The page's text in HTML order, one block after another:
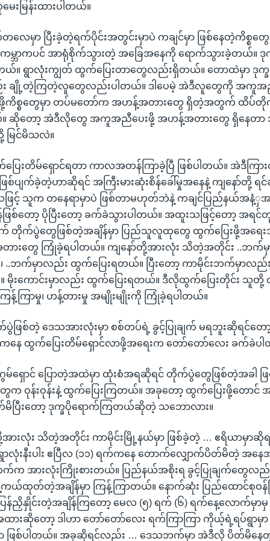
ေးမြန်းထားပါတယ်။
လေမှာ ပြီးခဲ့တဲ့ရက်ပိုင်းအတွင်းမှာပဲ ကချင်မှာ ဖြစ်နေတဲ့ကိစ္စတွ
မ္ဘာကပင် အာရုံစိုက်သွားတဲ့ အခြေအနေကို ရောက်သွားခဲ့တယ်။
ယ်။ ရွာလုံးကျွတ် ထွက်ပြေးတာတွေလည်းရှိတယ်။ တောထဲမှာ ဒုက္
း ချို့တဲ့ကြတဲ့လူတွေလည်းပါတယ်။ ဒါပေမဲ့ အဲဒီလူတွေကို အကူအညီပ
စ္စတွေမှာ တပ်မတော်က အဟန့်အတားတွေ ရှိတဲ့အတွက် ထိပ်တို
ဆိုတော့ အဲဒီလိုတွေ အကူအညီပေးဖို့ အဟန့်အတားတွေ ရှိနေတာ
မြင်မိသလဲ။
ြေးတိမ်ရှောင်ရတာ ကာလအတန်ကြာခဲ့ပြီ ဖြစ်ပါတယ်။ အဲဒီကြာ
ပျက်ခဲ့တဲ့ဟာဆိုရင် အကြီးမားဆုံးစိန်ခေါ်မှုအနေနဲ့ ကျနော်တို့ ရင်
ြင့် သူက တနေရာမှာပဲ ဖြစ်တာမဟုတ်ဘဲနဲ့ ကချင်ပြည်နယ်အနံ့ှအပြ
စ်တော့ ပိုပြီးတော့ ခက်ခဲသွားပါတယ်။ အထူးသဖြင့်တော့ အရင်
တိုက်ပွဲတွေဖြစ်တဲ့အချိန်မှာ ပြည်သူလူထုတွေ ထွက်ပြေးဖို့အရေ
တွေ ကြုံခဲ့ရပါတယ်။ ကျနော်တို့အားလုံး သိတဲ့အတိုင်း ..ဘက်မှ
..ဘက်မှာလည်း ထွက်ပြေးရတယ်။ ပြီးတော့ ကာမိုင်းဘက်မှာလည်
မိုးကောင်းမှာလည်း ထွက်ပြေးရတယ်။ ဒီလိုထွက်ပြေးတိုင်း သူတို့
န့်ကြာမှု၊ ဟန့်တားမှု အမျိုးမျိုးကို ကြုံခဲ့ရပါတယ်။
ဖြစ်တဲ့ ဒေသအားလုံးမှာ စစ်တပ်ရဲ့ ခွင့်ပြုချက် မရဘူးဆိုရင်တ
ထွက်ပြေးတိမ်ရှောင်လာဖို့အရေးက တော်တော်လေး ခက်ခဲပ
ဂွမ်ရှောင် ပြောတဲ့အထဲမှာ ထုံးစံအရဆိုရင် တိုက်ပွဲတွေဖြစ်တဲ့အခါ ဖ
ေက ဝုန်းဝုန်းနဲ့ ထွက်ပြေးကြတယ်။ အခုတော့ ထွက်ပြေးဖို့တော
ြီးတော့ ဒုက္ခပိုရောက်ကြတယ်ဆိုတဲ့ သဘောလား။
တို့အားလုံး သိတဲ့အတိုင်း ကာမိုင်းမြို့နယ်မှာ ဖြစ်ခဲ့တဲ့ … ဧရိယာမှာဆို
းနီးပါး ဧပြီလ (၁၁) ရက်ကနေ တောက်လျှောက်ပိတ်မိတဲ့ အနေအ
အားလုံးကြိုးစားတယ်။ ပြည်နယ်အစိုးရ ခွင့်ပြုချက်တွေလည်
ယ်ထုတ်တဲ့အချိန်မှာ ကြန့်ကြာတယ်။ နောက်ဆုံး ပြည်ထောင်စုဝ
ြန်ညှိနှိုင်းတဲ့အချိန်ကြတော့ မေလ (၅) ရက် (၆) ရက်နေ့လောက်မှ
ားဆိုတော့ ဒါဟာ တော်တော်လေး ရက်ကြာကြာ ကိုယ့်ရဲ့ရပ်ရွာမှ
ဖြစ်ပါတယ်။ အခုဆိုရင်လည်း … ဒေသဘက်မှာ အဲဒီလို ပိတ်မိ